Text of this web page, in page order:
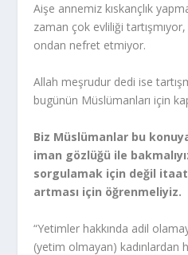
Aişe annemiz kıskançlık
zaman çok evliliği
ondan nefret etmiyor.
Allah meşrudur dedi ise
bugünün Müslümanları için
Biz Müslümanlar bu
iman gözlüğü ile
sorgulamak için değil itaat
artması için öğrenmeliyiz.
“Yetimler hakkında adil
(yetim olmayan) kadınlardan